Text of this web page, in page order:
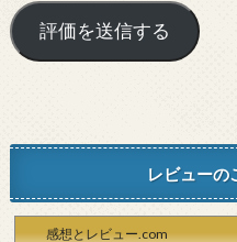
レビューの
感想とレビュー.com